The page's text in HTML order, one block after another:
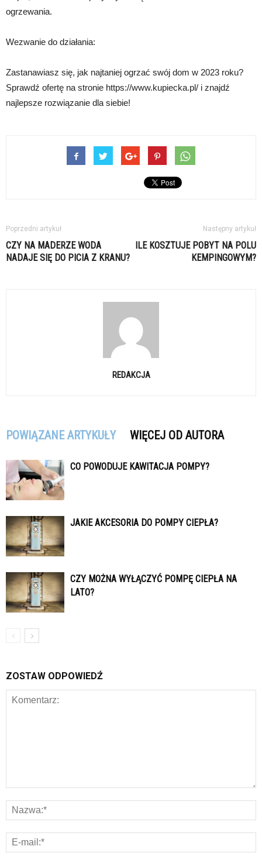
ogrzewania.
Wezwanie do działania:
Zastanawiasz się, jak najtaniej ogrzać swój dom w 2023 roku?
Sprawdź ofertę na stronie https://www.kupiecka.pl/ i znajdź
najlepsze rozwiązanie dla siebie!
Poprzedni artykuł
CZY NA MADERZE WODA
NADAJE SIĘ DO PICIA Z KRANU?
Następny artykuł
ILE KOSZTUJE POBYT NA POLU
KEMPINGOWYM?
REDAKCJA
POWIĄZANE ARTYKUŁY WIĘCEJ OD AUTORA
CO POWODUJE KAWITACJA POMPY?
JAKIE AKCESORIA DO POMPY CIEPŁA?
CZY MOŻNA WYŁĄCZYĆ POMPĘ CIEPŁA NA
LATO?
ZOSTAW ODPOWIEDŹ